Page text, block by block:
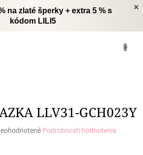
×
na zlaté šperky + extra 5 % s
kódom LILI5
LLV31-GCH023Y
Podrobnosti hodnotenia